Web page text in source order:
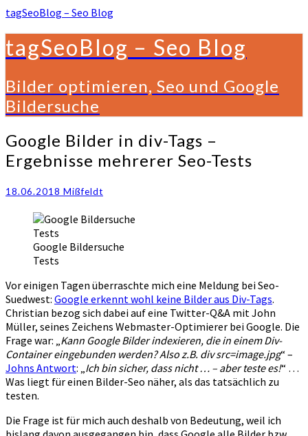
tagSeoBlog – Seo Blog
tagSeoBlog – Seo Blog
Bilder optimieren, Seo und Google
Bildersuche
Google
Bilder
in
Tags
Ergebnisse
mehrerer
Tests
Google Bilder in div-Tags –
Ergebnisse mehrerer Seo-Tests
18.06.2018 Mißfeldt
Google Bildersuche
Tests
Vor einigen Tagen überraschte mich eine Meldung bei Seo-
Suedwest: Google erkennt wohl keine Bilder aus Div-Tags.
Christian bezog sich dabei auf eine Twitter-Q&A mit John
Müller, seines Zeichens Webmaster-Optimierer bei Google. Die
Frage war: „ Kann Google Bilder indexieren, die in einem Div-
Container eingebunden werden? Also z.B. div src=image.jpg“ –
Johns Antwort: „ Ich bin sicher, dass nicht … – aber teste es!“ …
Was liegt für einen Bilder-Seo näher, als das tatsächlich zu
testen.
Die Frage ist für mich auch deshalb von Bedeutung, weil ich